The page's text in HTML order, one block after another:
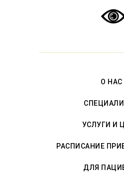
О НАС
УСЛУГИ И
РАСПИСАНИЕ
ДЛЯ